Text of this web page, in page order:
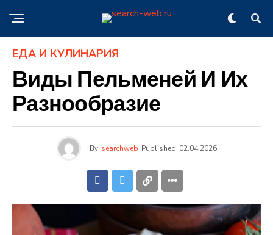
ЕДА И КУЛИНАРИЯ
Виды Пельменей И Их
Разнообразие
By searchweb Published 02.04.2026